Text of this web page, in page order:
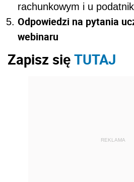
rachunkowym i u
Odpowiedzi na pytania
webinaru
Zapisz sięTUTAJ
REKLAMA